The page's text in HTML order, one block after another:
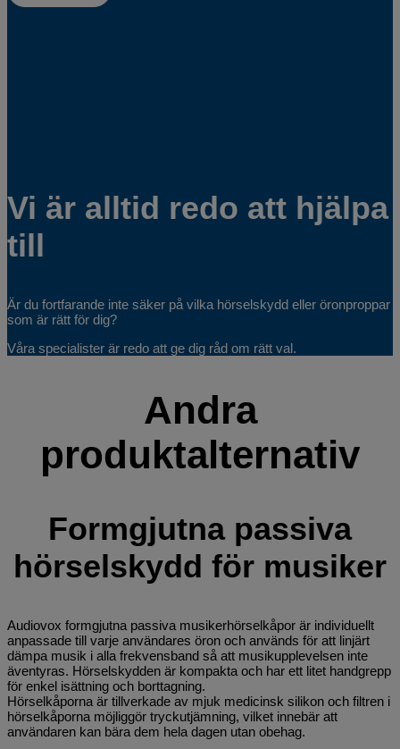
Vi är alltid redo att hjälpa
till
Är du fortfarande inte säker på vilka hörselskydd eller öronproppar
som är rätt för dig?
Våra specialister är redo att ge dig råd om rätt val.
Andra
produktalternativ
Formgjutna passiva
hörselskydd för musiker
Audiovox formgjutna passiva musikerhörselkåpor är individuellt
anpassade till varje användares öron och används för att linjärt
dämpa musik i alla frekvensband så att musikupplevelsen inte
äventyras. Hörselskydden är kompakta och har ett litet handgrepp
för enkel isättning och borttagning.
Hörselkåporna är tillverkade av mjuk medicinsk silikon och filtren i
hörselkåporna möjliggör tryckutjämning, vilket innebär att
användaren kan bära dem hela dagen utan obehag.